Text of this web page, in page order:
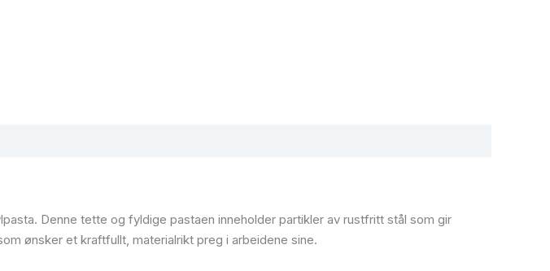
Denne tette og fyldige pastaen inneholder partikler av rustfritt stål som gir
ønsker et kraftfullt, materialrikt preg i arbeidene sine.